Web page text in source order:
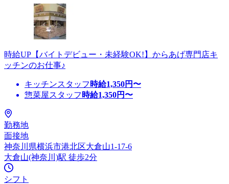
時給UP【バイトデビュー・未経験OK!】からあげ専門店キ
ッチンのお仕事♪
キッチンスタッフ 時給1,350円〜
惣菜屋スタッフ 時給1,350円〜
勤務地
面接地
神奈川県横浜市港北区大倉山1-17-6
大倉山(神奈川)駅 徒歩2分
シフト